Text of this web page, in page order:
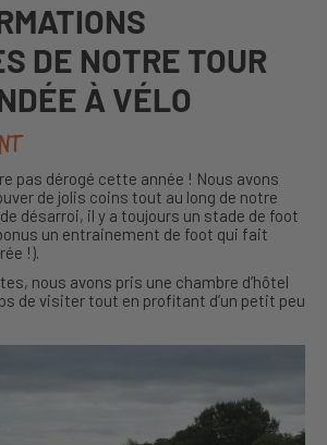
DE NOTRE TOUR
À VÉLO
pas dérogé cette année ! Nous avons
de jolis coins tout au long de notre
désarroi, il y a toujours un stade de foot
un entrainement de foot qui fait
!).
nous avons pris une chambre d’hôtel
de visiter tout en profitant d’un petit peu